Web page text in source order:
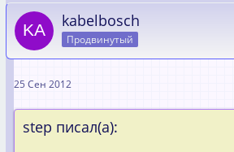
kabelbosch
Продвинутый
25 Сен 2012
step писал(а):